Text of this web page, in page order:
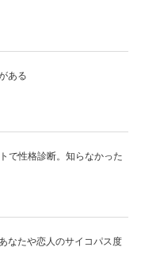
ある
で性格診断。知らなかった
なたや恋人のサイコパス度